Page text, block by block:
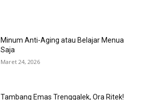
Minum Anti-Aging atau Belajar Menua
Saja
Maret 24, 2026
Tambang Emas Trenggalek, Ora Ritek!